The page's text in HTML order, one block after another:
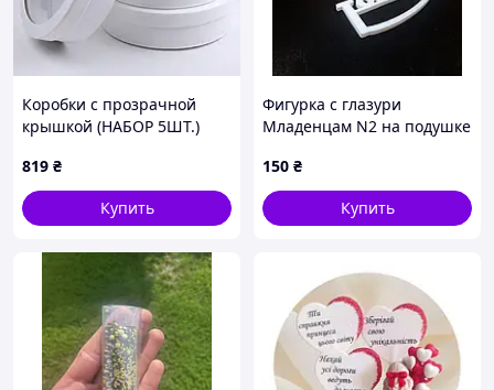
Коробки с прозрачной
крышкой (НАБОР 5ШТ.)
819 ₴
Купить
Фигурка с глазури
Младенцам N2 на подушке
150 ₴
Купить